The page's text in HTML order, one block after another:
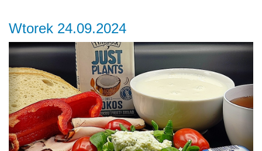
Wtorek 24.09.2024
Previous